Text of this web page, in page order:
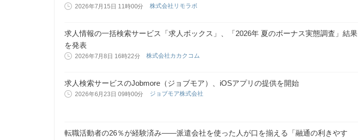
2026年7月15日 11時00分 株式会社リモラボ
求人情報の一括検索サービス「求人ボックス」、「2026年 夏のボーナス実態調査」結果
を発表
2026年7月8日 16時22分 株式会社カカクコム
求人検索サービスのJobmore（ジョブモア）、iOSアプリの提供を開始
2026年6月23日 09時00分 ジョブモア株式会社
転職活動者の26％が経験済み——派遣会社を使った人が口を揃える「融通の利きやす